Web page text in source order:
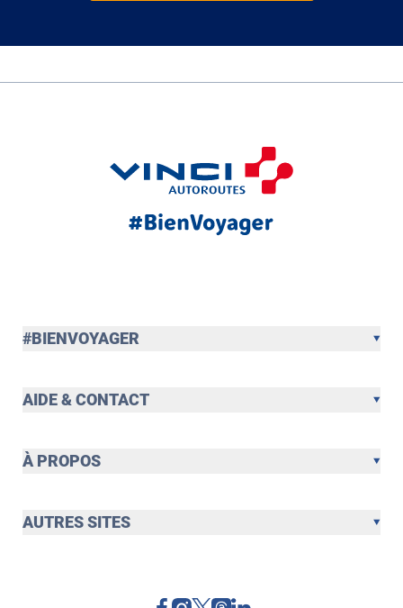
#BIENVOYAGER
AIDE & CONTACT
À PROPOS
AUTRES SITES